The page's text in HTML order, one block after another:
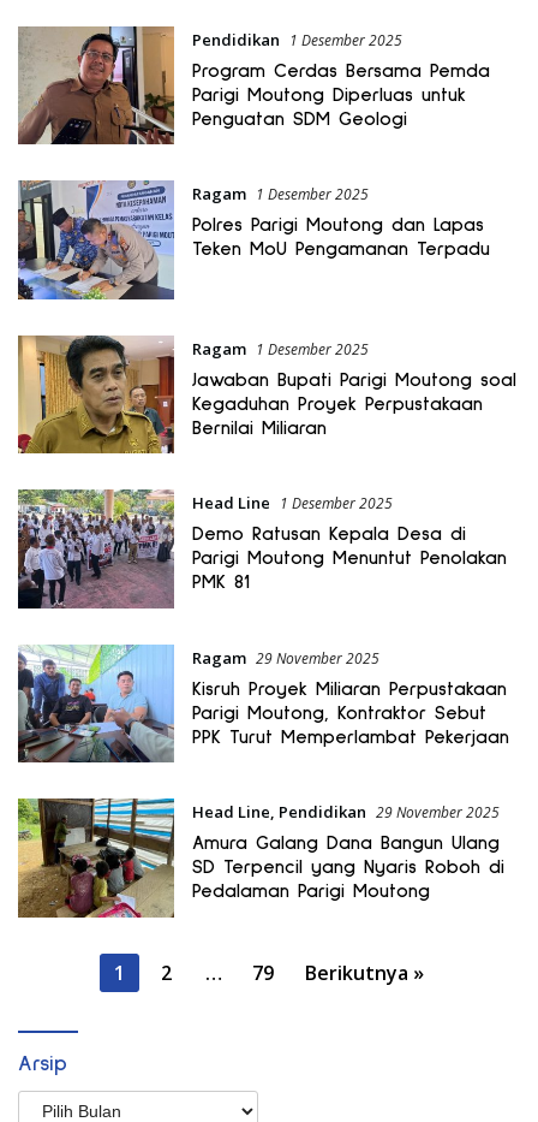
Pendidikan 1 Desember 2025
Program Cerdas Bersama Pemda
Parigi Moutong Diperluas untuk
Penguatan SDM Geologi
Ragam 1 Desember 2025
Polres Parigi Moutong dan Lapas
Teken MoU Pengamanan Terpadu
Ragam 1 Desember 2025
Jawaban Bupati Parigi Moutong soal
Kegaduhan Proyek Perpustakaan
Bernilai Miliaran
Head Line 1 Desember 2025
Demo Ratusan Kepala Desa di
Parigi Moutong Menuntut Penolakan
PMK 81
Ragam 29 November 2025
Kisruh Proyek Miliaran Perpustakaan
Parigi Moutong, Kontraktor Sebut
PPK Turut Memperlambat Pekerjaan
Head Line, Pendidikan 29 November 2025
Amura Galang Dana Bangun Ulang
SD Terpencil yang Nyaris Roboh di
Pedalaman Parigi Moutong
1 2 … 79 Berikutnya »
Arsip
Arsip